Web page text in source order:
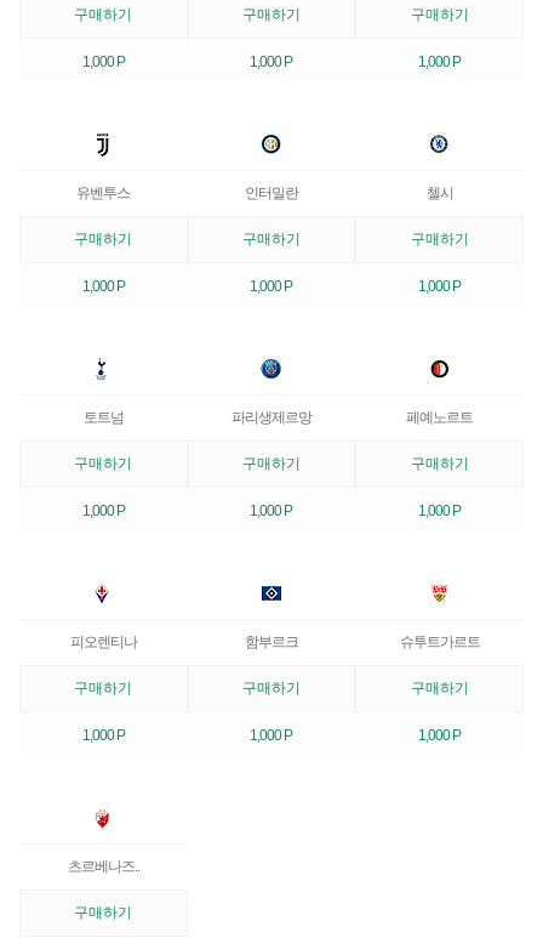
구매하기
1,000 P
구매하기
1,000 P
구매하기
1,000 P
유벤투스
구매하기
1,000 P
인터밀란
구매하기
1,000 P
첼시
구매하기
1,000 P
토트넘
구매하기
1,000 P
파리생제르망
구매하기
1,000 P
페예노르트
구매하기
1,000 P
피오렌티나
구매하기
1,000 P
함부르크
구매하기
1,000 P
슈투트가르트
구매하기
1,000 P
츠르베나즈..
구매하기